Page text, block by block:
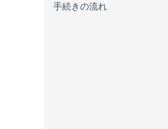
手続きの流れ